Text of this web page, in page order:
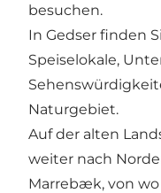
besuchen.
In Gedser finden
Speiselokale,
Naturgebiet.
Auf der alten
weiter nach
Marrebæk, von